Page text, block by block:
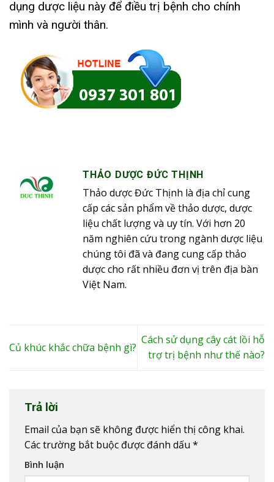
dụng dược liệu này để điều trị bệnh cho chính
mình và người thân.
THẢO DƯỢC ĐỨC THỊNH
Thảo dược Đức Thịnh là địa chỉ cung
cấp các sản phẩm về thảo dược, dược
liệu chất lượng và uy tín. Với hơn 20
năm nghiên cứu trong ngành dược liệu
chúng tôi đã và đang cung cấp thảo
dược cho rất nhiều đơn vị trên địa bàn
Việt Nam.
Củ khúc khắc chữa bệnh gì?
Cách sử dụng cây cát lồi hỗ
trợ trị bệnh như thế nào?
Trả lời
Email của bạn sẽ không được hiển thị công khai.
Các trường bắt buộc được đánh dấu *
Bình luận